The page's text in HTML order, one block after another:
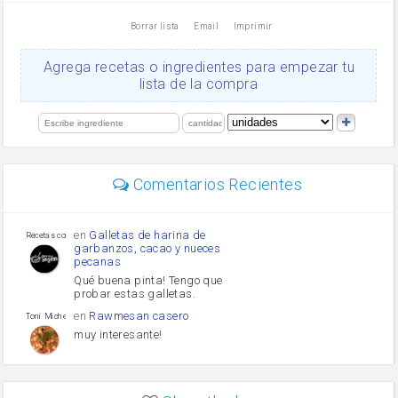
Ajos
salsa de soja
limón
Borrar lista Email Imprimir
Agrega recetas o ingredientes para empezar tu
lista de la compra
Comentarios Recientes
Recetas con sazon
en Galletas de harina de
garbanzos, cacao y nueces
pecanas
Qué buena pinta! Tengo que
probar estas galletas.
Toni Michel Caubet
en Rawmesan casero
muy interesante!
enLasaña casera fácil y